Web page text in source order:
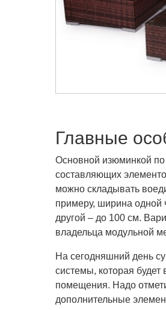
Главные
Основной изюминкой по
составляющих
можно складывать
примеру, ширина одной
другой – до 100 см.
владельца модульной
На сегодняшний день
системы, которая будет
помещения. Надо
дополнительные